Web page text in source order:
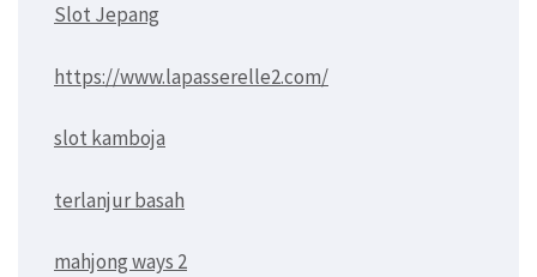
Slot Jepang
https://www.lapasserelle2.com/
slot kamboja
terlanjur basah
mahjong ways 2